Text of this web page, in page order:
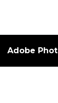
Adobe